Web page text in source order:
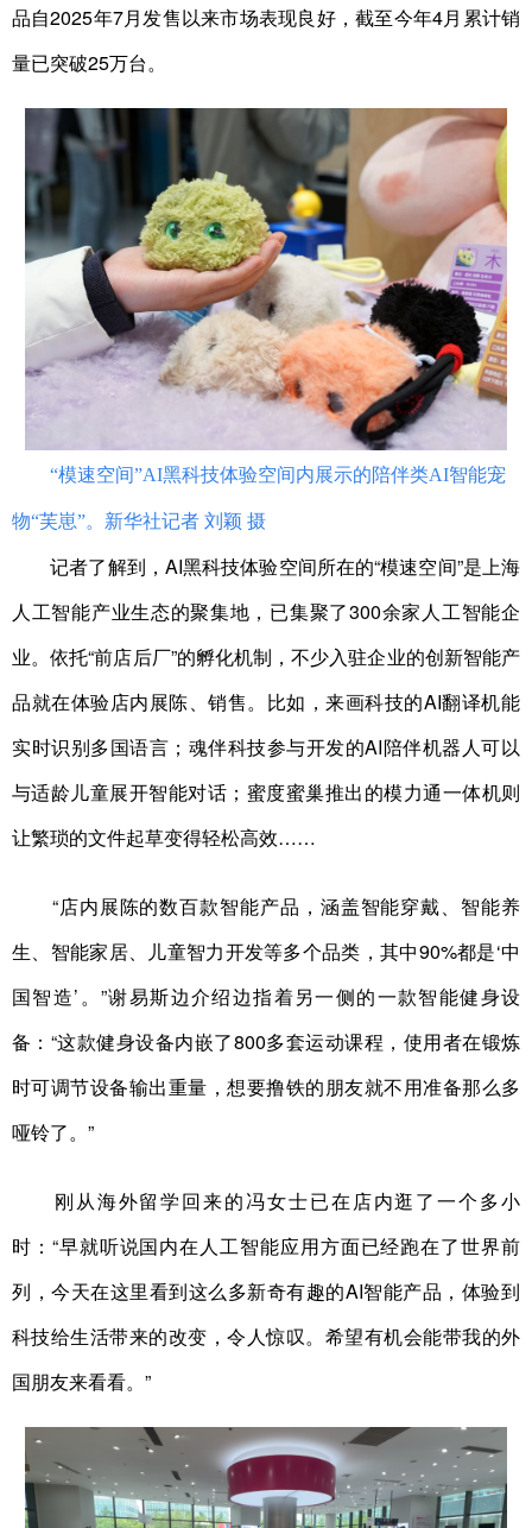
品自2025年7月发售以来市场表现良好，截至今年4月累计销
量已突破25万台。
“模速空间”AI黑科技体验空间内展示的陪伴类AI智能宠
物“芙崽”。新华社记者 刘颖 摄
记者了解到，AI黑科技体验空间所在的“模速空间”是上海
人工智能产业生态的聚集地，已集聚了300余家人工智能企
业。依托“前店后厂”的孵化机制，不少入驻企业的创新智能产
品就在体验店内展陈、销售。比如，来画科技的AI翻译机能
实时识别多国语言；魂伴科技参与开发的AI陪伴机器人可以
与适龄儿童展开智能对话；蜜度蜜巢推出的模力通一体机则
让繁琐的文件起草变得轻松高效……
“店内展陈的数百款智能产品，涵盖智能穿戴、智能养
生、智能家居、儿童智力开发等多个品类，其中90%都是‘中
国智造’。”谢易斯边介绍边指着另一侧的一款智能健身设
备：“这款健身设备内嵌了800多套运动课程，使用者在锻炼
时可调节设备输出重量，想要撸铁的朋友就不用准备那么多
哑铃了。”
刚从海外留学回来的冯女士已在店内逛了一个多小
时：“早就听说国内在人工智能应用方面已经跑在了世界前
列，今天在这里看到这么多新奇有趣的AI智能产品，体验到
科技给生活带来的改变，令人惊叹。希望有机会能带我的外
国朋友来看看。”